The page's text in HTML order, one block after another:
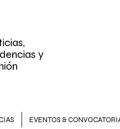
y
EVENTOS &